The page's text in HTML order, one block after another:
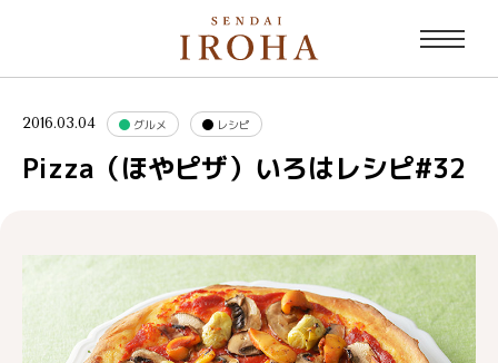
2016.03.04 グルメ レシピ
Pizza（ほやピザ）いろはレシピ#32